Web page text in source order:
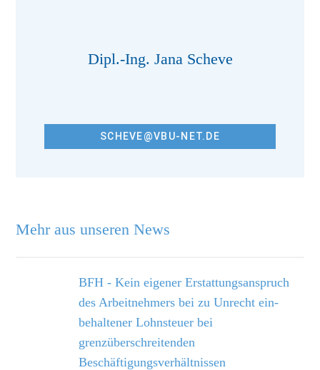
Mehr aus unseren News
BFH - Kein eigener Erstattungsanspruch
des Arbeitnehmers bei zu Unrecht ein­
behaltener Lohnsteuer bei
grenzüberschreitenden
Beschäftigungsverhältnissen
Dipl.-Ing. Jana Scheve
SCHEVE@VBU-NET.DE